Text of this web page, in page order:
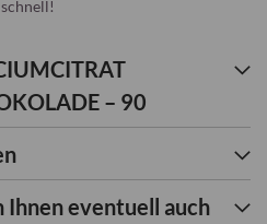
– 90
eventuell auch